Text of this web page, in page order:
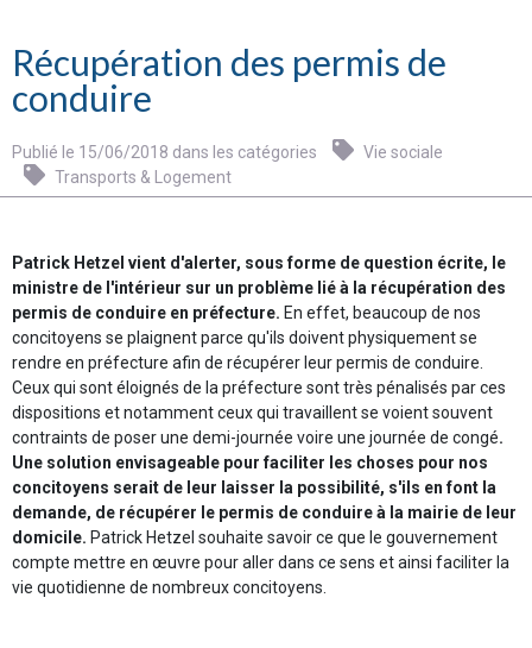
Récupération des permis de
conduire
Publié le 15/06/2018 dans les catégories
Vie sociale
Transports & Logement
Patrick Hetzel vient d'alerter, sous forme de question écrite, le
ministre de l'intérieur sur un problème lié à la récupération des
permis de conduire en préfecture. En effet, beaucoup de nos
concitoyens se plaignent parce qu'ils doivent physiquement se
rendre en préfecture afin de récupérer leur permis de conduire.
Ceux qui sont éloignés de la préfecture sont très pénalisés par ces
dispositions et notamment ceux qui travaillent se voient souvent
contraints de poser une demi-journée voire une journée de congé.
Une solution envisageable pour faciliter les choses pour nos
concitoyens serait de leur laisser la possibilité, s'ils en font la
demande, de récupérer le permis de conduire à la mairie de leur
domicile. Patrick Hetzel souhaite savoir ce que le gouvernement
compte mettre en œuvre pour aller dans ce sens et ainsi faciliter la
vie quotidienne de nombreux concitoyens.